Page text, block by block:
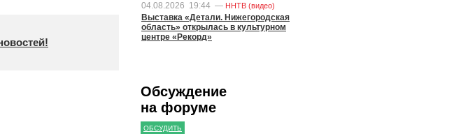
04.08.2026 19:44 — ННТВ (видео)
Выставка «Детали. Нижегородская
область» открылась в культурном
центре «Рекорд»
Обсуждение
на форуме
ОБСУДИТЬ